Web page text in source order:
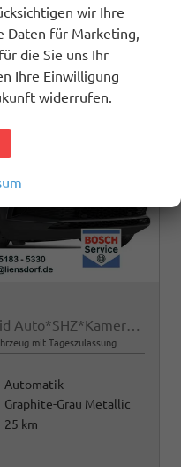
Selection 1.5 TSI DSG Android Auto*SHZ*Kamera*PDC v/h*Klimaauto*SUNSET*LED
mit Tageszulassung
Automatik
Graphite-Grau Metallic
25 km
wir Ihre
Daten für Marketing,
die Sie uns Ihr
Ihre Einwilligung
widerrufen.